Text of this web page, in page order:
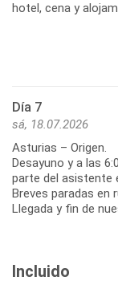
hotel, cena y
Día 7
sá, 18.07.2026
Asturias – Origen.
Desayuno y a las
parte del asistente
Breves paradas en
Incluido